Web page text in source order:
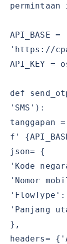
permintaan
API_BASE =
'https://
API_KEY =
def
'SMS'):
tanggapan
f'
json= {
'Kode
'Nomor
'Panjang
},
headers=